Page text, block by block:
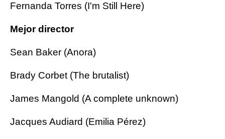
Fernanda Torres (I'm Still Here)
Mejor director
Sean Baker (Anora)
Brady Corbet (The brutalist)
James Mangold (A complete unknown)
Jacques Audiard (Emilia Pérez)